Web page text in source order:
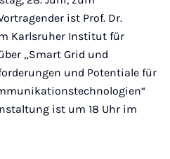
ist Prof. Dr.
Karlsruher Institut für
„Smart Grid und
und Potentiale für
ist um 18 Uhr im